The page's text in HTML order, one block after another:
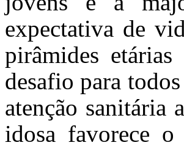
expectativa de
pirâmides etárias
desafio para
atenção sanitária
idosa favorece o